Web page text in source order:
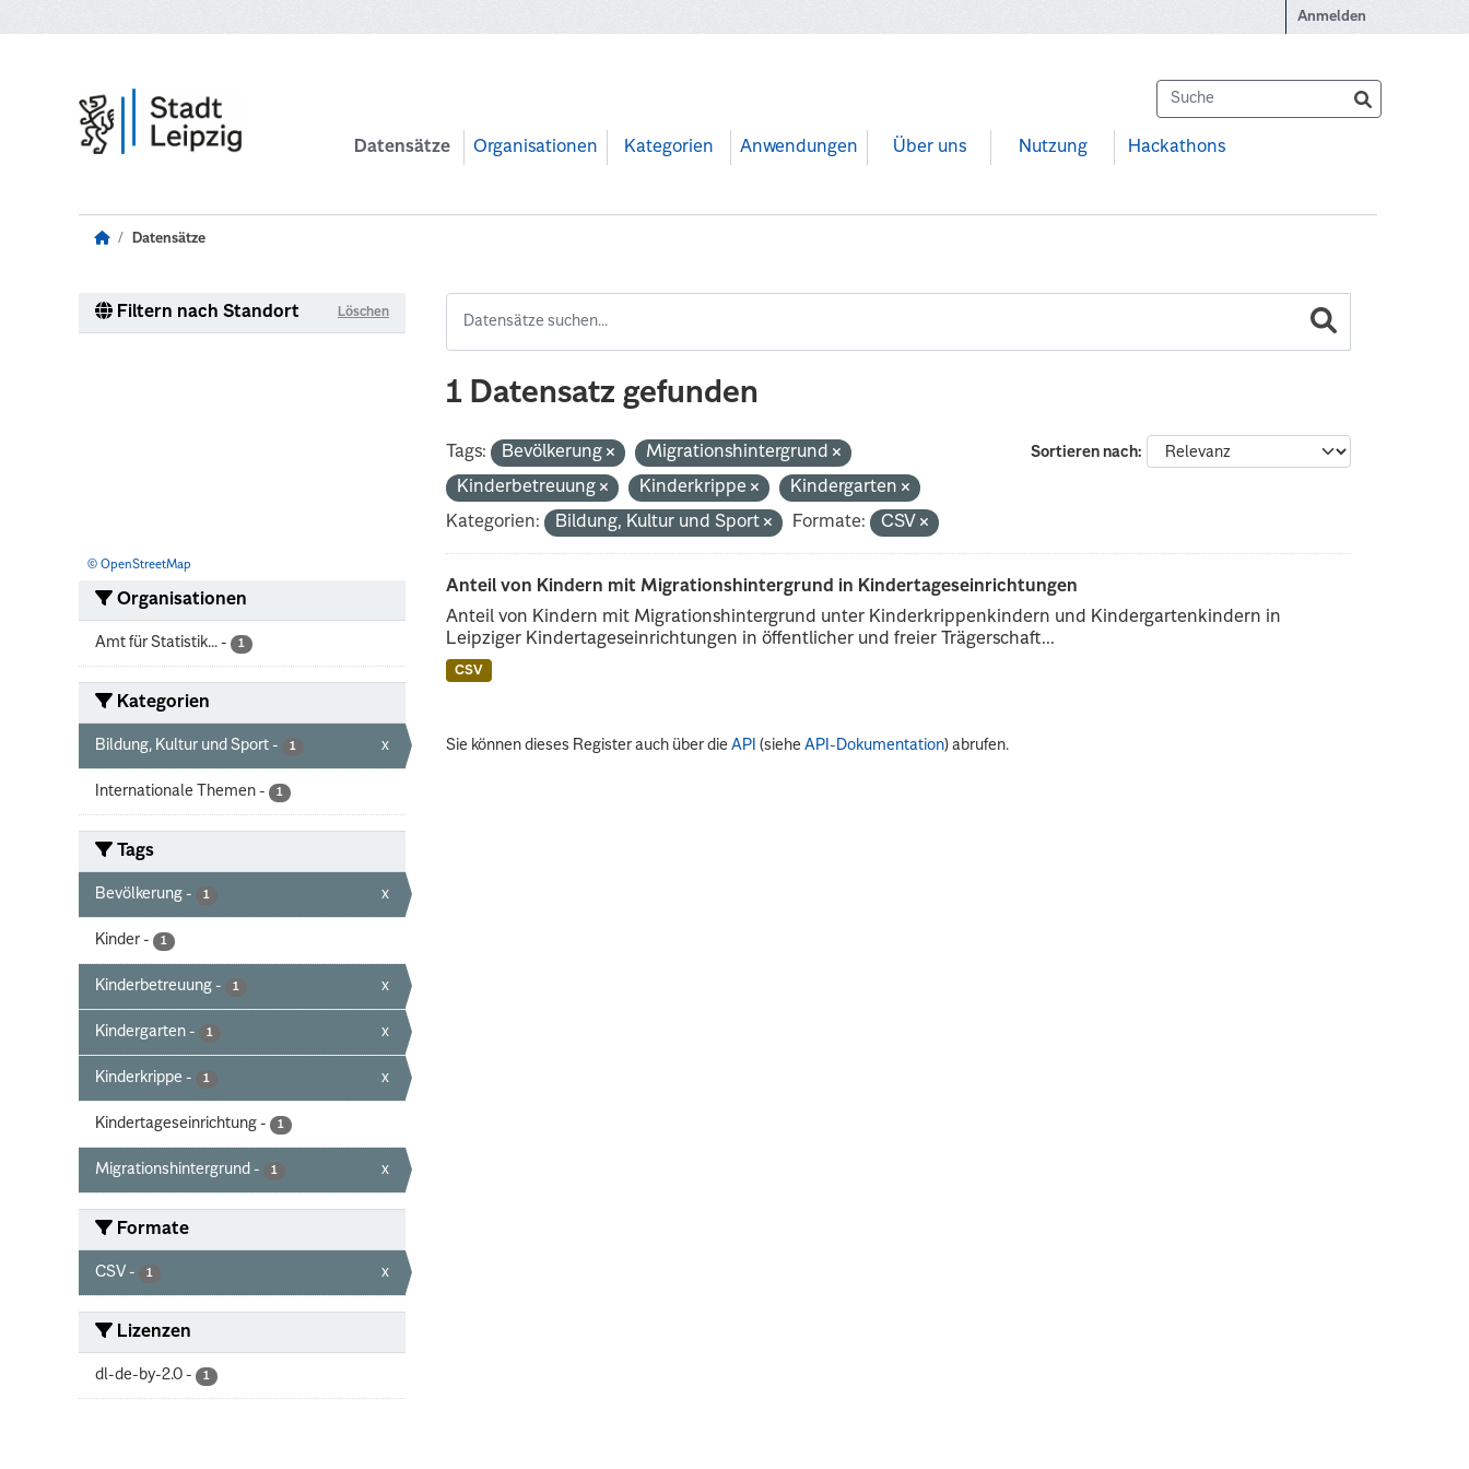
Anmelden
Datensätze Organisationen Kategorien Anwendungen Über uns Nutzung Hackathons
Datensätze
Filtern nach Standort Löschen
© OpenStreetMap
Organisationen
Amt für Statistik... - 1
Kategorien
Bildung, Kultur und Sport - 1 x
Internationale Themen - 1
Tags
Bevölkerung - 1 x
Kinder - 1
Kinderbetreuung - 1 x
Kindergarten - 1 x
Kinderkrippe - 1 x
Kindertageseinrichtung - 1
Migrationshintergrund - 1 x
Formate
CSV - 1 x
Lizenzen
dl-de-by-2.0 - 1
1 Datensatz gefunden
Sortieren nach
Tags: Bevölkerung
Migrationshintergrund
Kinderbetreuung
Kinderkrippe
Kindergarten
Kategorien:
Bildung, Kultur und Sport Formate: CSV
Anteil von Kindern mit Migrationshintergrund in Kindertageseinrichtungen
Anteil von Kindern mit Migrationshintergrund unter Kinderkrippenkindern und Kindergartenkindern in
Leipziger Kindertageseinrichtungen in öffentlicher und freier Trägerschaft...
CSV
Sie können dieses Register auch über dieAPI (sieheAPI-Dokumentation) abrufen.